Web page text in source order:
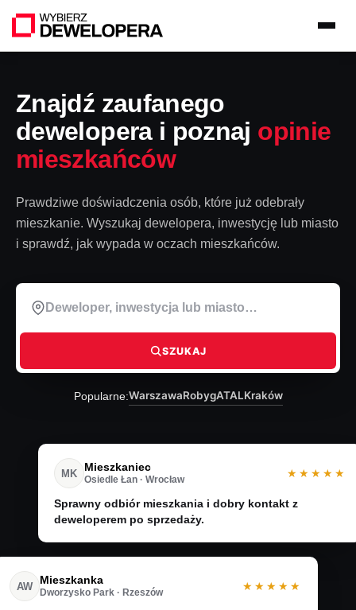
Znajdź zaufanego
dewelopera i poznaj opinie
mieszkańców
Prawdziwe doświadczenia osób, które już odebrały
mieszkanie. Wyszukaj dewelopera, inwestycję lub miasto
i sprawdź, jak wypada w oczach mieszkańców.
SZUKAJ
Popularne:WarszawaRobygATALKraków
MK Mieszkaniec
Osiedle Łan · Wrocław
★★★★★
Sprawny odbiór mieszkania i dobry kontakt z
deweloperem po sprzedaży.
AW Mieszkanka
Dworzysko Park · Rzeszów
★★★★★